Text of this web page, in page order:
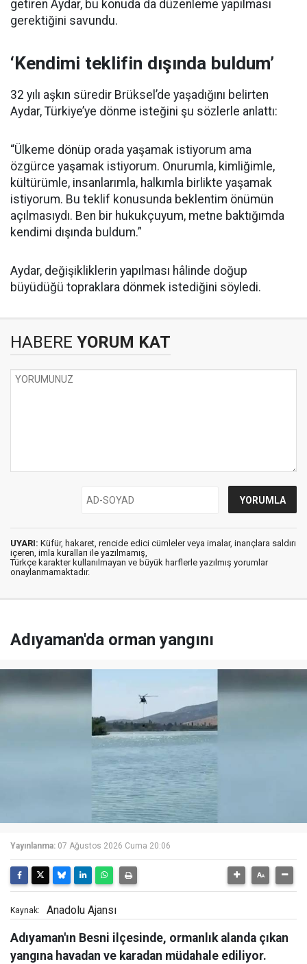
getiren Aydar, bu konuda da düzenleme yapılması
gerektiğini savundu.
‘Kendimi teklifin dışında buldum’
32 yılı aşkın süredir Brüksel’de yaşadığını belirten
Aydar, Türkiye’ye dönme isteğini şu sözlerle anlattı:
“Ülkeme dönüp orada yaşamak istiyorum ama
özgürce yaşamak istiyorum. Onurumla, kimliğimle,
kültürümle, insanlarımla, halkımla birlikte yaşamak
istiyorum. Bu teklif konusunda beklentim önümün
açılmasıydı. Ben bir hukukçuyum, metne baktığımda
kendimi dışında buldum.”
Aydar, değişikliklerin yapılması hâlinde doğup
büyüdüğü topraklara dönmek istediğini söyledi.
HABERE YORUM KAT
UYARI: Küfür, hakaret, rencide edici cümleler veya imalar, inançlara saldırı
içeren, imla kuralları ile yazılmamış,
Türkçe karakter kullanılmayan ve büyük harflerle yazılmış yorumlar
onaylanmamaktadır.
Adıyaman'da orman yangını
Yayınlanma: 07 Ağustos 2026 Cuma 20:06
Kaynak: Anadolu Ajansı
Adıyaman'ın Besni ilçesinde, ormanlık alanda çıkan
yangına havadan ve karadan müdahale ediliyor.